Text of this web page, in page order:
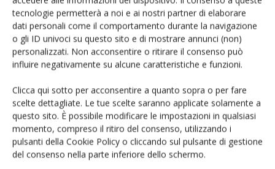
tecnologie permetterà a noi e ai nostri partner di elaborare
dati personali come il comportamento durante la navigazione
o gli ID univoci su questo sito e di mostrare annunci (non)
personalizzati. Non acconsentire o ritirare il consenso può
influire negativamente su alcune caratteristiche e funzioni.
Clicca qui sotto per acconsentire a quanto sopra o per fare
scelte dettagliate. Le tue scelte saranno applicate solamente a
questo sito. È possibile modificare le impostazioni in qualsiasi
momento, compreso il ritiro del consenso, utilizzando i
pulsanti della Cookie Policy o cliccando sul pulsante di gestione
del consenso nella parte inferiore dello schermo.
Facebook Twitter
ARTICOLI CORRELATI ALTRO DALL'AUTORE
Yokogawa: analizzatore di potenza
WT1500